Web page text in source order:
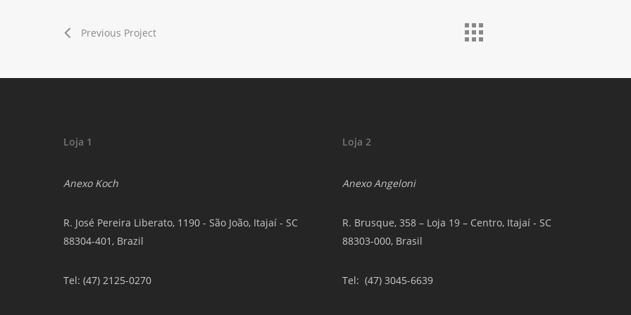
Previous Project
Loja 1
Anexo Koch
R. José Pereira Liberato, 1190 - São João, Itajaí - SC
88304-401, Brazil
Tel: (47) 2125-0270
Loja 2
Anexo Angeloni
R. Brusque, 358 – Loja 19 – Centro, Itajaí - SC
88303-000, Brasil
Tel: (47) 3045-6639